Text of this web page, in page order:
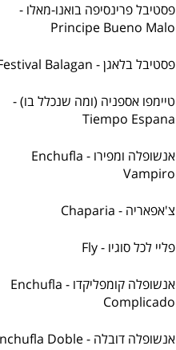
פסטיבל פרינסיפה בואנו-מאלו -
Principe Bueno Malo
פסטיבל בלאגן - Festival Balagan
טיימפו אספניה (ומה שנכלל בו) -
Tiempo Espana
אנשופלה ומפירו - Enchufla
Vampiro
צ'אפאריה - Chaparia
פליי לכל סוגיו - Fly
אנשופלה קומפליקדו - Enchufla
Complicado
אנשופלה דובלה - Enchufla Doble